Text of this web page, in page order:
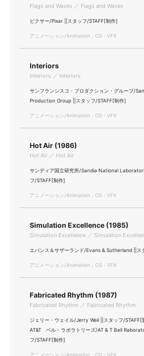
Flags and Waves ／ Flags and Waves
ピクサー/Pixar ||スタッフ/STAFF[制作]
アニメーション/Animation，CG・VFX
Interiors
Interiors ／ Interiors
サンフランシスコ・プロダクション・グループ/
Production Group ||スタッフ/STAFF[制作]
アニメーション/Animation，CG・VFX
Hot Air (1986)
Hot Air ／ Hot Air
サンディア国立研究所/Sandia National
フ/STAFF[制作]
アニメーション/Animation，CG・VFX
Simulation Excellence (1985)
Simulation Excellence ／ Simulation
エバンス＆サザーランド/Evans & Sutherland ||ス
アニメーション/Animation，CG・VFX
Fabricated Rhythm (1987)
Fabricated Rhythm ／ Fabricated Rhythm
ジェリー・ウェイル/Jerry Weil ||スタッフ/STAFF[
AT&T ベル・ラボラトリーズ/AT & T Bell
フ/STAFF[制作]
アニメーション/Animation，CG・VFX